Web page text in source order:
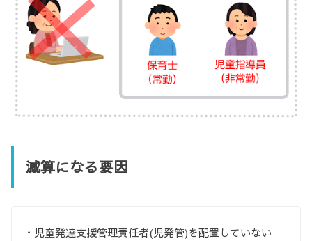
減算になる要因
・児童発達支援管理責任者(児発管)を配置していない